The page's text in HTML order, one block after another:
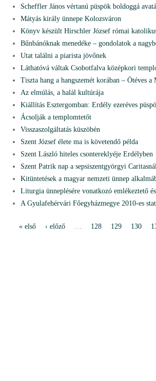
Scheffler János vértanú püspök boldoggá
Mátyás király ünnepe Kolozsváron
Könyv készült Hirschler József római
Bűnbánóknak menedéke – gondolatok a
Utat találni a piarista jövőnek
Láthatóvá váltak Csobotfalva középkori
Tiszta hang a hangszemét korában – Ötéves a
Az elmúlás, a halál kultúrája
Kiállítás Esztergomban: Erdély ezeréves
Ácsolják a templomtetőt
Visszaszolgáltatás küszöbén
Szent József élete ma is követendő példa
Szent László hiteles csontereklyéje Erdélyben
Szent Patrik nap a sepsiszentgyörgyi
Kitüntetések a magyar nemzeti ünnep
Liturgia ünneplésére vonatkozó emlékeztető
A Gyulafehérvári Főegyházmegye 2010-es
« első ‹ előző … 128 129 130